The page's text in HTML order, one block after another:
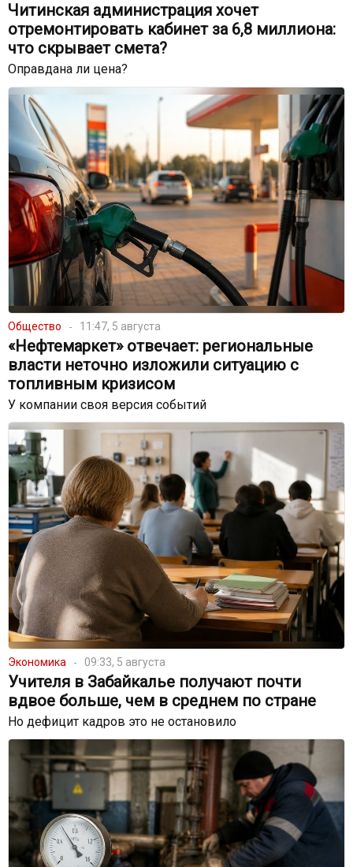
Читинская администрация хочет
отремонтировать кабинет за 6,8 миллиона:
что скрывает смета?
Оправдана ли цена?
Общество 11:47, 5 августа
«Нефтемаркет» отвечает: региональные
власти неточно изложили ситуацию с
топливным кризисом
У компании своя версия событий
Экономика 09:33, 5 августа
Учителя в Забайкалье получают почти
вдвое больше, чем в среднем по стране
Но дефицит кадров это не остановило